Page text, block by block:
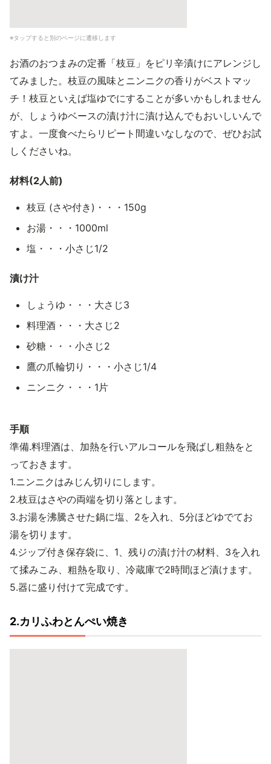
※タップすると別のページに遷移します
お酒のおつまみの定番「枝豆」をピリ辛漬けにアレンジし
てみました。枝豆の風味とニンニクの香りがベストマッ
チ！枝豆といえば塩ゆでにすることが多いかもしれません
が、しょうゆベースの漬け汁に漬け込んでもおいしいんで
すよ。一度食べたらリピート間違いなしなので、ぜひお試
しくださいね。
材料(2人前)
枝豆 (さや付き)・・・150g
お湯・・・1000ml
塩・・・小さじ1/2
漬け汁
しょうゆ・・・大さじ3
料理酒・・・大さじ2
砂糖・・・小さじ2
鷹の爪輪切り・・・小さじ1/4
ニンニク・・・1片
手順
準備.料理酒は、加熱を行いアルコールを飛ばし粗熱をと
っておきます。
1.ニンニクはみじん切りにします。
2.枝豆はさやの両端を切り落とします。
3.お湯を沸騰させた鍋に塩、2を入れ、5分ほどゆでてお
湯を切ります。
4.ジップ付き保存袋に、1、残りの漬け汁の材料、3を入れ
て揉みこみ、粗熱を取り、冷蔵庫で2時間ほど漬けます。
5.器に盛り付けて完成です。
2.カリふわとんぺい焼き